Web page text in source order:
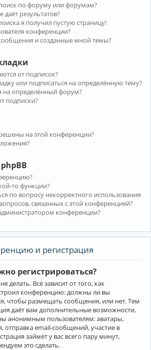
по форуму или форумам?
результатов?
я получил пустую страницу!
конференции?
и созданные мной темы?
от подписок?
или подписаться на определённую тему?
на определённый форум?
подписки?
на этой конференции?
то функции?
по вопросу некорректного использования
связанных с этой конференцией?
конференции?
и регистрация
регистрироваться?
делать. Всё зависит от того, как
конференцию: должны ли вы
чтобы размещать сообщения, или нет. Тем
даёт вам дополнительные возможности,
анонимным пользователям: аватары,
отправка email-сообщений, участие в
займёт у вас всего пару минут,
это сделать.